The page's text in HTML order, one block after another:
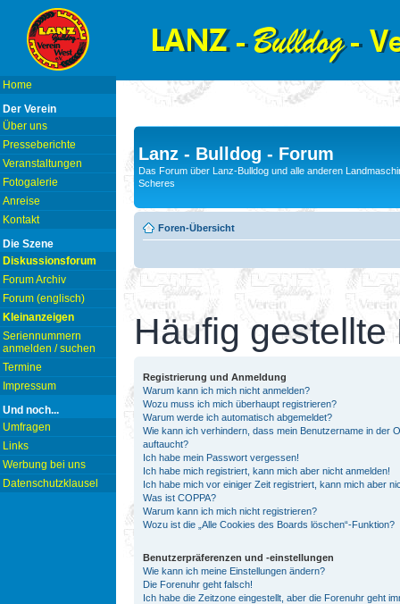
Home
Der Verein
Über uns
Presseberichte
Veranstaltungen
Fotogalerie
Anreise
Kontakt
Die Szene
Diskussionsforum
Forum Archiv
Forum (englisch)
Kleinanzeigen
Seriennummern
anmelden / suchen
Termine
Impressum
Und noch...
Umfragen
Links
Werbung bei uns
Datenschutzklausel
Lanz - Bulldog - Forum
Das Forum über Lanz-Bulldog und alle anderen
Scheres
Foren-Übersicht
Häufig gestellte
Registrierung und Anmeldung
Warum kann ich mich nicht anmelden?
Wozu muss ich mich überhaupt registrieren?
Warum werde ich automatisch abgemeldet?
Wie kann ich verhindern, dass mein Benutzername in der
auftaucht?
Ich habe mein Passwort vergessen!
Ich habe mich registriert, kann mich aber nicht anmelden!
Ich habe mich vor einiger Zeit registriert, kann mich aber
Was ist COPPA?
Warum kann ich mich nicht registrieren?
Wozu ist die „Alle Cookies des Boards löschen“-Funktion?
Benutzerpräferenzen und -einstellungen
Wie kann ich meine Einstellungen ändern?
Die Forenuhr geht falsch!
Ich habe die Zeitzone eingestellt, aber die Forenuhr geht